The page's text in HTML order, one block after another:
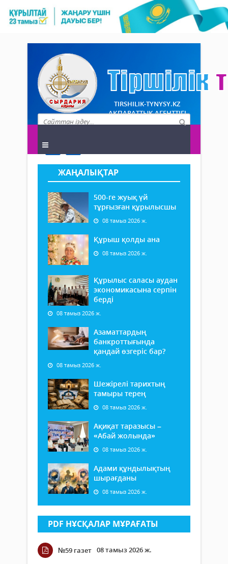
TIRSHILIK-TYNYSY.KZ
АҚПАРАТТЫҚ АГЕНТТІГІ
ЖАҢАЛЫҚТАР
500-ге жуық үй
тұрғызған құрылысшы
08 тамыз 2026 ж.
Құрыш қолды ана
08 тамыз 2026 ж.
Құрылыс саласы аудан
экономикасына серпін
берді
08 тамыз 2026 ж.
Азаматтардың
банкроттығында
қандай өзгеріс бар?
08 тамыз 2026 ж.
Шежірелі тарихтың
тамыры терең
08 тамыз 2026 ж.
Ақиқат таразысы –
«Абай жолында»
08 тамыз 2026 ж.
Адами құндылықтың
шырағданы
08 тамыз 2026 ж.
PDF НҰСҚАЛАР МҰРАҒАТЫ
№59 газет 08 тамыз 2026 ж.